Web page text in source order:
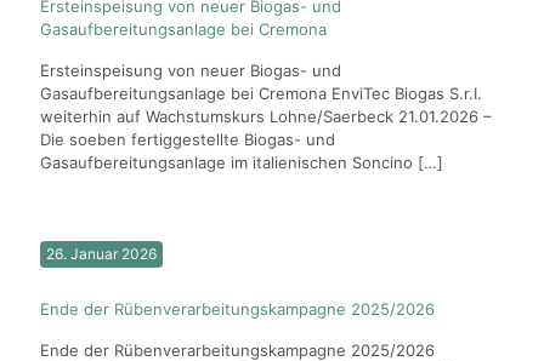
Ersteinspeisung von neuer Biogas- und
Gasaufbereitungsanlage bei Cremona
Ersteinspeisung von neuer Biogas- und
Gasaufbereitungsanlage bei Cremona EnviTec Biogas S.r.I.
weiterhin auf Wachstumskurs Lohne/Saerbeck 21.01.2026 –
Die soeben fertiggestellte Biogas- und
Gasaufbereitungsanlage im italienischen Soncino […]
26. Januar 2026
Ende der Rübenverarbeitungskampagne 2025/2026
Ende der Rübenverarbeitungskampagne 2025/2026